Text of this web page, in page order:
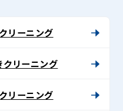
リーニング
クリーニング
リーニング